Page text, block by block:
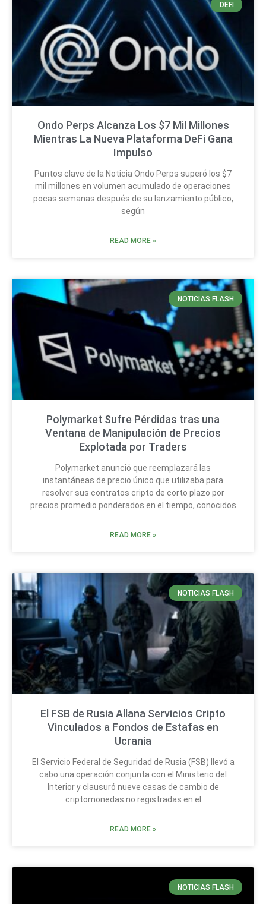
DEFI
Ondo Perps Alcanza Los $7 Mil Millones
Mientras La Nueva Plataforma DeFi Gana
Impulso
Puntos clave de la Noticia Ondo Perps superó los $7
mil millones en volumen acumulado de operaciones
pocas semanas después de su lanzamiento público,
según
READ MORE »
NOTICIAS FLASH
Polymarket Sufre Pérdidas tras una
Ventana de Manipulación de Precios
Explotada por Traders
Polymarket anunció que reemplazará las
instantáneas de precio único que utilizaba para
resolver sus contratos cripto de corto plazo por
precios promedio ponderados en el tiempo, conocidos
READ MORE »
NOTICIAS FLASH
El FSB de Rusia Allana Servicios Cripto
Vinculados a Fondos de Estafas en
Ucrania
El Servicio Federal de Seguridad de Rusia (FSB) llevó a
cabo una operación conjunta con el Ministerio del
Interior y clausuró nueve casas de cambio de
criptomonedas no registradas en el
READ MORE »
NOTICIAS FLASH